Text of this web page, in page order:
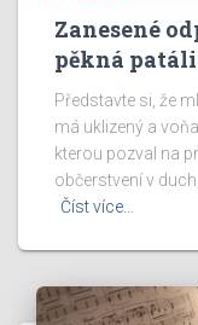
Zanesené
pěkná
Představte si, že
má uklizený a
kterou pozval na
občerstvení v
Číst více…